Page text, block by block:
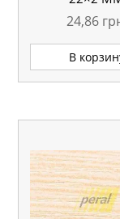
24,86
В